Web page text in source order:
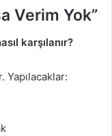
Verim Yok”
karşılanır?